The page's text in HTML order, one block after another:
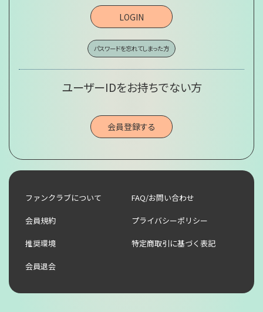
LOGIN
パスワードを忘れてしまった方
ユーザーIDをお持ちでない方
会員登録する
ファンクラブについて FAQ/お問い合わせ
会員規約 プライバシーポリシー
推奨環境 特定商取引に基づく表記
会員退会